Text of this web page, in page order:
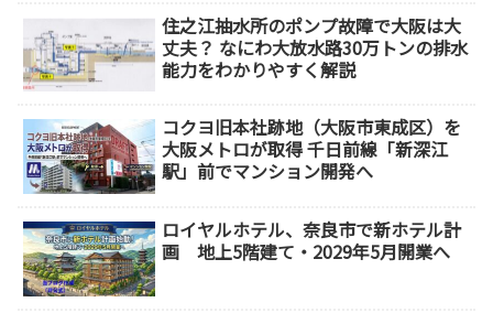
住之江抽水所のポンプ故障で大阪は大
丈夫？ なにわ大放水路30万トンの排水
能力をわかりやすく解説
コクヨ旧本社跡地（大阪市東成区）を
大阪メトロが取得 千日前線「新深江
駅」前でマンション開発へ
ロイヤルホテル、奈良市で新ホテル計
画 地上5階建て・2029年5月開業へ